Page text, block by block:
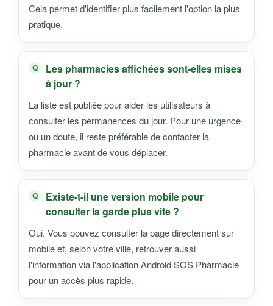
Cela permet d'identifier plus facilement l'option la plus
pratique.
Les pharmacies affichées sont-elles mises
à jour ?
La liste est publiée pour aider les utilisateurs à
consulter les permanences du jour. Pour une urgence
ou un doute, il reste préférable de contacter la
pharmacie avant de vous déplacer.
Existe-t-il une version mobile pour
consulter la garde plus vite ?
Oui. Vous pouvez consulter la page directement sur
mobile et, selon votre ville, retrouver aussi
l'information via l'application Android SOS Pharmacie
pour un accès plus rapide.